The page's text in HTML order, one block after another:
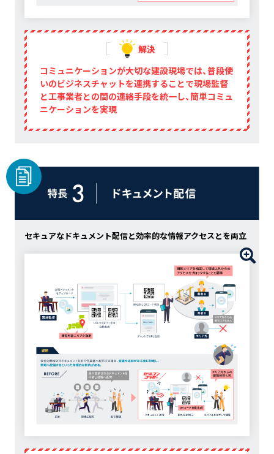
解決
コミュニケーションが大切な建設現場では、普段使
いのビジネスチャットを連携することで現場監督
と工事業者との間の連絡手段を統一し、簡単コミュ
ニケーションを実現
セキュアなドキュメント配信と効率的な情報アクセスとを両立